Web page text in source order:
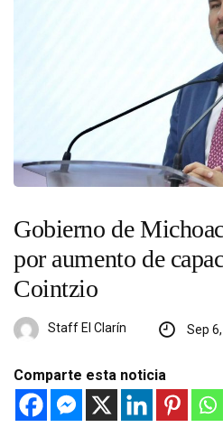
Gobierno de
por aumento de
Cointzio
Staff El Clarín Sep
Comparte esta noticia